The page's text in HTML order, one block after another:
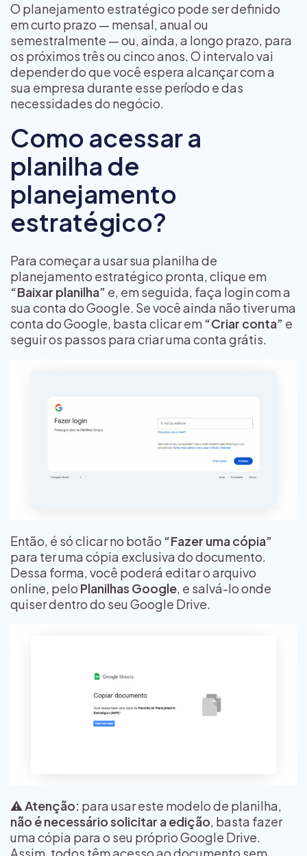
O planejamento estratégico pode ser definido
em curto prazo — mensal, anual ou
semestralmente — ou, ainda, a longo prazo, para
os próximos três ou cinco anos. O intervalo vai
depender do que você espera alcançar com a
sua empresa durante esse período e das
necessidades do negócio.
Como acessar a
planilha de
planejamento
estratégico?
Para começar a usar sua planilha de
planejamento estratégico pronta, clique em
“Baixar planilha” e, em seguida, faça login com a
sua conta do Google. Se você ainda não tiver uma
conta do Google, basta clicar em “Criar conta” e
seguir os passos para criar uma conta grátis.
Então, é só clicar no botão “Fazer uma cópia”
para ter uma cópia exclusiva do documento.
Dessa forma, você poderá editar o arquivo
online, pelo Planilhas Google, e salvá-lo onde
quiser dentro do seu Google Drive.
⚠️ Atenção: para usar este modelo de planilha,
não é necessário solicitar a edição, basta fazer
uma cópia para o seu próprio Google Drive.